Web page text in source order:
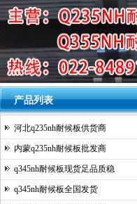
产品列表
河北q235nh耐候板供货商
内蒙q235nh耐候板批发商
q345nh耐候板现货足品质稳
q345nh耐候板全国发货